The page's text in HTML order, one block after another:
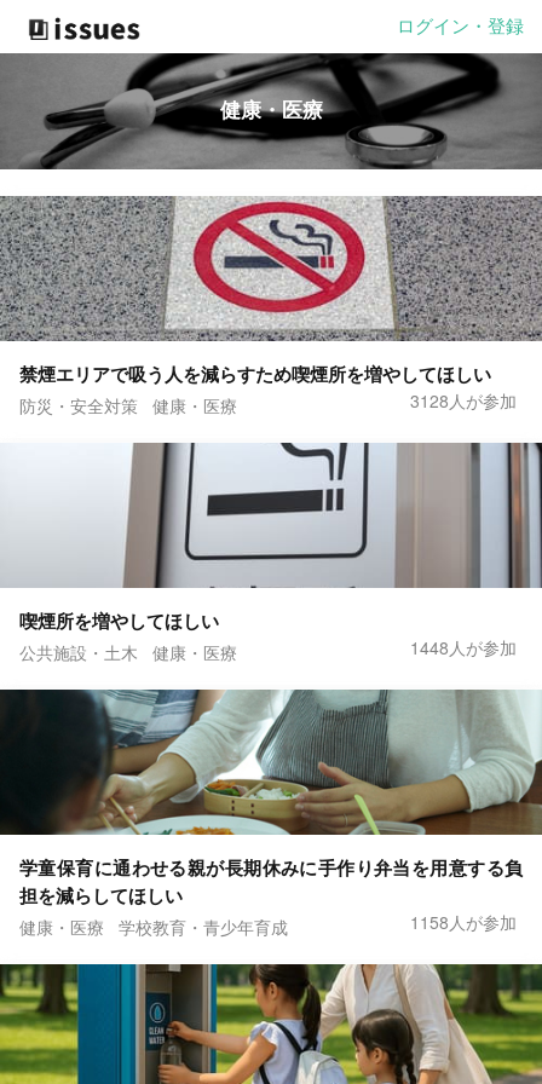
ログイン・登録
健康・医療
禁煙エリアで吸う人を減らすため喫煙所を増やしてほしい
防災・安全対策 健康・医療 3128人が参加
喫煙所を増やしてほしい
公共施設・土木 健康・医療 1448人が参加
学童保育に通わせる親が長期休みに手作り弁当を用意する負
担を減らしてほしい
健康・医療 学校教育・青少年育成 1158人が参加